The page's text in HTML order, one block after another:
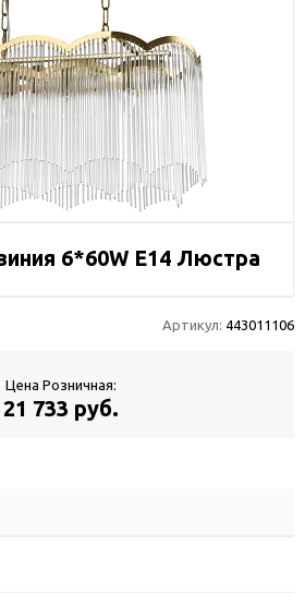
6*60W Е14 Люстра
Артикул: 443011106
Цена Розничная:
21 733 руб.